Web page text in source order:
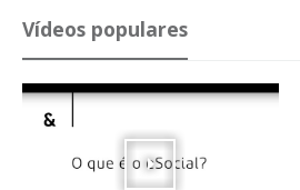
Ví­deos po­pu­lares